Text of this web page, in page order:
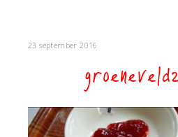
23 september 2016